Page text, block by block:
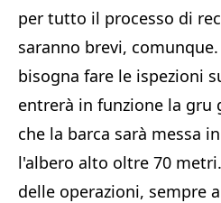
per tutto il processo di
saranno brevi,
bisogna fare le ispezioni
entrerà in funzione la gru
che la barca sarà messa
l'albero alto oltre 70
delle operazioni, sempre